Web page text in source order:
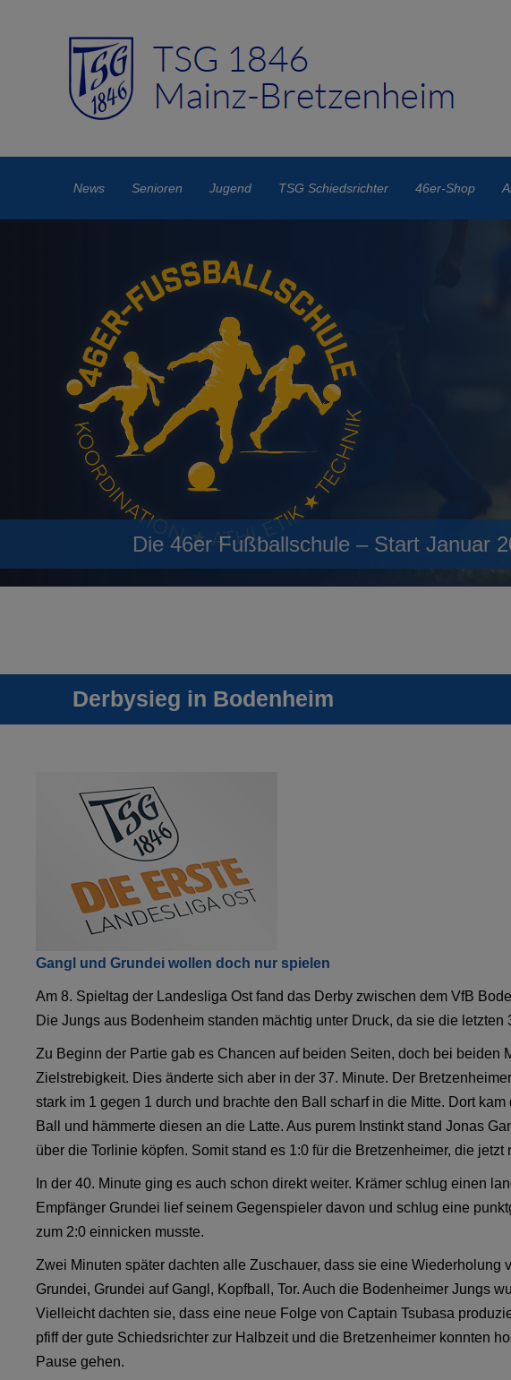
News Senioren Jugend TSG Schiedsrichter 46er-Shop
Die 46er Fußballschule – Start Januar
Derbysieg in Bodenheim
Gangl und Grundei wollen doch nur spielen
Am 8. Spieltag der Landesliga Ost fand das Derby zwischen dem VfB
Die Jungs aus Bodenheim standen mächtig unter Druck, da sie die
Zu Beginn der Partie gab es Chancen auf beiden Seiten, doch bei beiden
Zielstrebigkeit. Dies änderte sich aber in der 37. Minute. Der
stark im 1 gegen 1 durch und brachte den Ball scharf in die Mitte. Dort
Ball und hämmerte diesen an die Latte. Aus purem Instinkt stand Jonas
über die Torlinie köpfen. Somit stand es 1:0 für die Bretzenheimer, die
In der 40. Minute ging es auch schon direkt weiter. Krämer schlug einen
Empfänger Grundei lief seinem Gegenspieler davon und schlug eine
zum 2:0 einnicken musste.
Zwei Minuten später dachten alle Zuschauer, dass sie eine Wiederholung
Grundei, Grundei auf Gangl, Kopfball, Tor. Auch die Bodenheimer Jungs
Vielleicht dachten sie, dass eine neue Folge von Captain Tsubasa
pfiff der gute Schiedsrichter zur Halbzeit und die Bretzenheimer konnten
Pause gehen.